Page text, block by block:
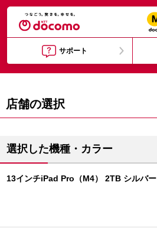
サポート
店舗の選択
選択した機種・カラー
13インチiPad Pro（M4） 2TB シルバー